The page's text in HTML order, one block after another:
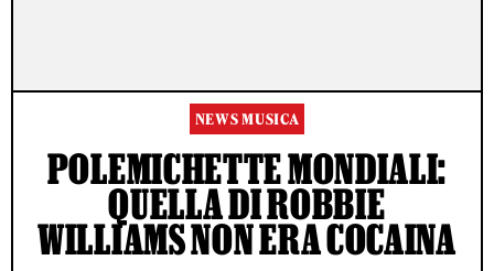
NEWS MUSICA
POLEMICHETTE MONDIALI:
QUELLA DI ROBBIE
WILLIAMS NON ERA COCAINA